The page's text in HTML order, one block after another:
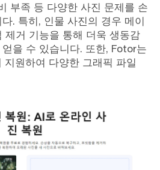
부족 등 다양한 사진 문제를 손
. 특히, 인물 사진의 경우 메이
제거 기능을 통해 더욱 생동감
을 수 있습니다. 또한, Fotor는
지원하여 다양한 그래픽 파일